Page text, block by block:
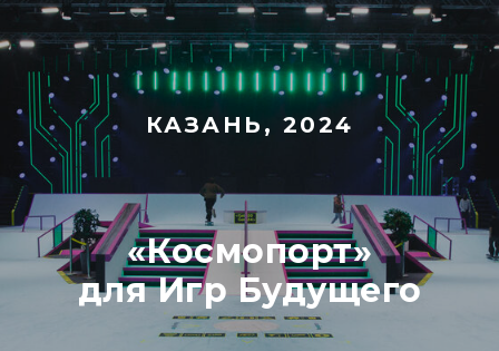
КАЗАНЬ, 2024
«Космопорт»
для Игр Будущего